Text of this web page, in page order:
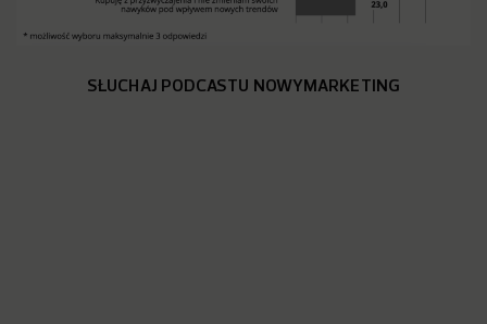
SŁUCHAJ PODCASTU NOWYMARKETING